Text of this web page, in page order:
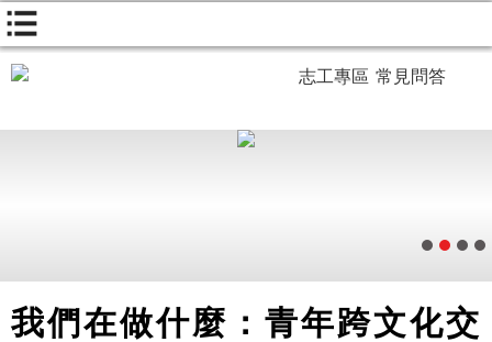
志工專區 常見問答
我們在做什麼：青年跨文化交